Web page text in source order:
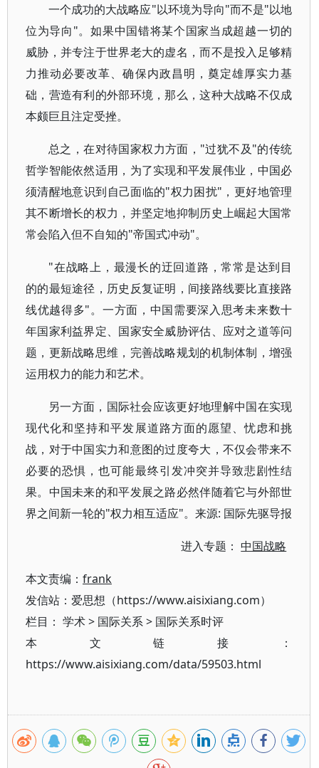
一个成功的大战略应"以环境为导向"而不是"以地
位为导向"。如果中国错将某个国家当成超越一切的
威胁，并专注于世界老大的虚名，而不是投入足够精
力推动必要改革、确保内政昌明，奠定雄厚实力基
础，营造有利的外部环境，那么，这种大战略不仅成
本颇巨且注定受挫。
总之，在对待国家权力方面，"过犹不及"的传统
哲学智能依然适用，为了实现和平发展伟业，中国必
须清醒地意识到自己面临的"权力困扰"，更好地管理
其不断增长的权力，并坚定地抑制历史上崛起大国常
常会陷入但不自知的"帝国式冲动"。
"在战略上，最漫长的迂回道路，常常是达到目
的的最短途径，历史反复证明，间接路线要比直接路
线优越得多"。一方面，中国需要深入思考未来数十
年国家利益界定、国家安全威胁评估、应对之道等问
题，更新战略思维，完善战略规划的机制体制，增强
运用权力的能力和艺术。
另一方面，国际社会应该更好地理解中国在实现
现代化和坚持和平发展道路方面的愿望、忧虑和挑
战，对于中国实力和意图的过度夸大，不仅会带来不
必要的恐惧，也可能最终引发冲突并导致悲剧性结
果。中国未来的和平发展之路必然伴随着它与外部世
界之间新一轮的"权力相互适应"。来源: 国际先驱导报
进入专题：中国战略
本文责编： frank
发信站：爱思想（https://www.aisixiang.com）
栏目： 学术> 国际关系> 国际关系时评
本文链接：
https://www.aisixiang.com/data/59503.html